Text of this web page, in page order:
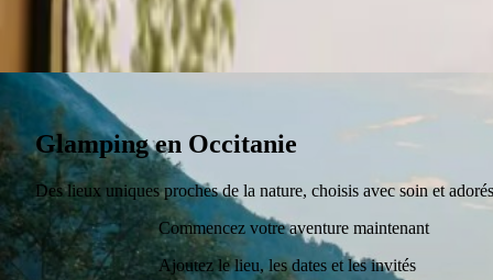
Glamping en Occitanie
Des lieux uniques proches de la nature, choisis avec soin et
Commencez votre aventure maintenant
Ajoutez le lieu, les dates et les invités